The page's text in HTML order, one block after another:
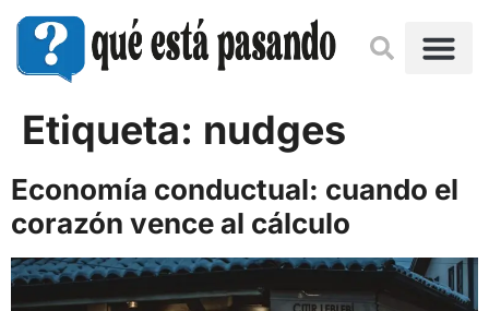
Etiqueta: nudges
Economía conductual: cuando el
corazón vence al cálculo